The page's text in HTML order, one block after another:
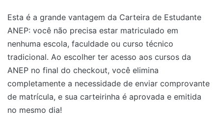
Esta é a grande vantagem da Carteira de Estudante
ANEP: você não precisa estar matriculado em
nenhuma escola, faculdade ou curso técnico
tradicional. Ao escolher ter acesso aos cursos da
ANEP no final do checkout, você elimina
completamente a necessidade de enviar comprovante
de matrícula, e sua carteirinha é aprovada e emitida
no mesmo dia!